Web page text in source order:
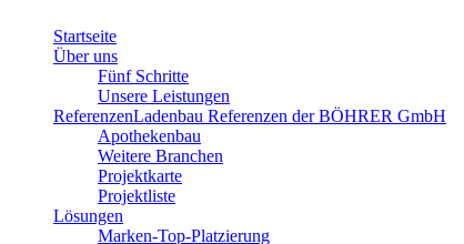
Startseite
Über uns
Fünf Schritte
Unsere Leistungen
ReferenzenLadenbau Referenzen der BÖHRER GmbH
Apothekenbau
Weitere Branchen
Projektkarte
Projektliste
Lösungen
Marken-Top-Platzierung